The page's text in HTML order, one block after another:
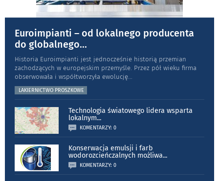
Euroimpianti – od lokalnego producenta
do globalnego...
Historia Euroimpianti jest jednocześnie historią przemian
zachodzących w europejskim przemyśle. Przez pół wieku firma
obserwowała i współtworzyła ewolucję...
LAKIERNICTWO PROSZKOWE
Technologia światowego lidera wsparta
lokalnym...
KOMENTARZY: 0
Konserwacja emulsji i farb
wodorozcieńczalnych możliwa...
KOMENTARZY: 0